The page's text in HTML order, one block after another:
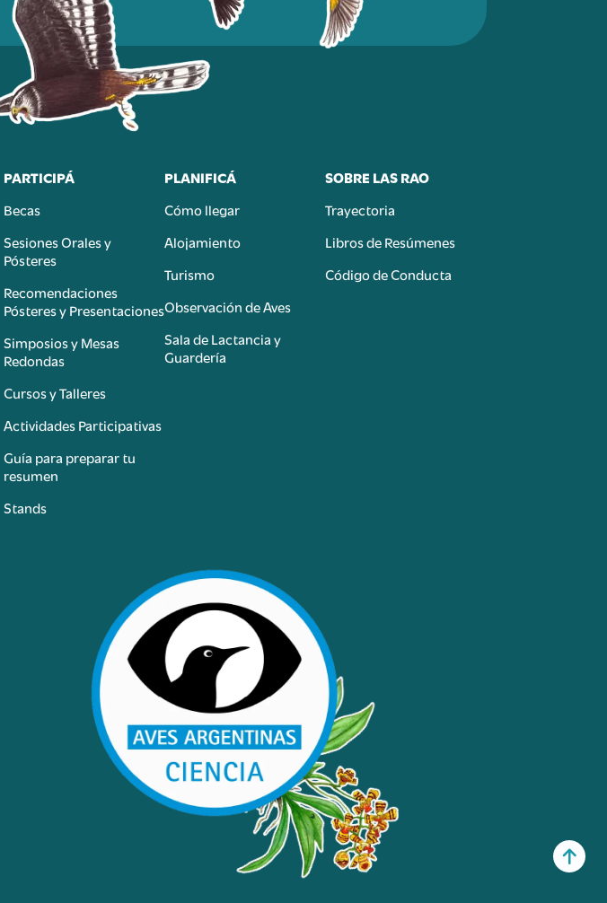
PARTICIPÁ
Becas
Sesiones Orales y
Pósteres
Recomendaciones
Pósteres y Presentaciones
Simposios y Mesas
Redondas
Cursos y Talleres
Actividades Participativas
Guía para preparar tu
resumen
Stands
PLANIFICÁ
Cómo llegar
Alojamiento
Turismo
Observación de Aves
Sala de Lactancia y
Guardería
SOBRE LAS RAO
Trayectoria
Libros de Resúmenes
Código de Conducta